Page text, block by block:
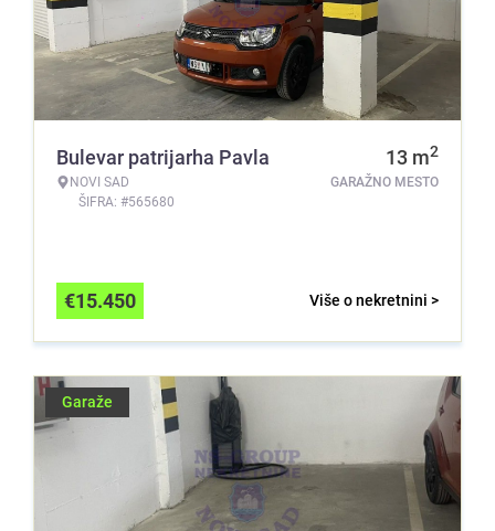
Bulevar patrijarha Pavla
NOVI SAD
ŠIFRA: #565680
13 m2
GARAŽNO MESTO
Više o nekretnini >
€15.450
Garaže